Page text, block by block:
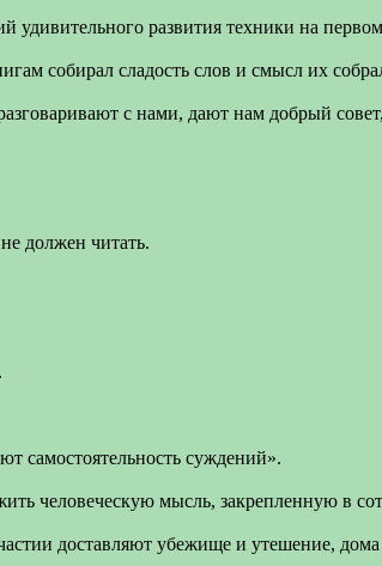
удивительного развития техники на
собирал сладость слов и смысл их
с нами, дают нам добрый
должен читать.
самостоятельность суждений».
человеческую мысль, закрепленную в
доставляют убежище и утешение,